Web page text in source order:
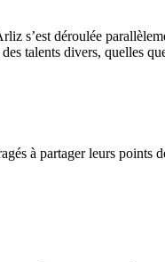
s’est déroulée
talents divers, quelles
à partager leurs points